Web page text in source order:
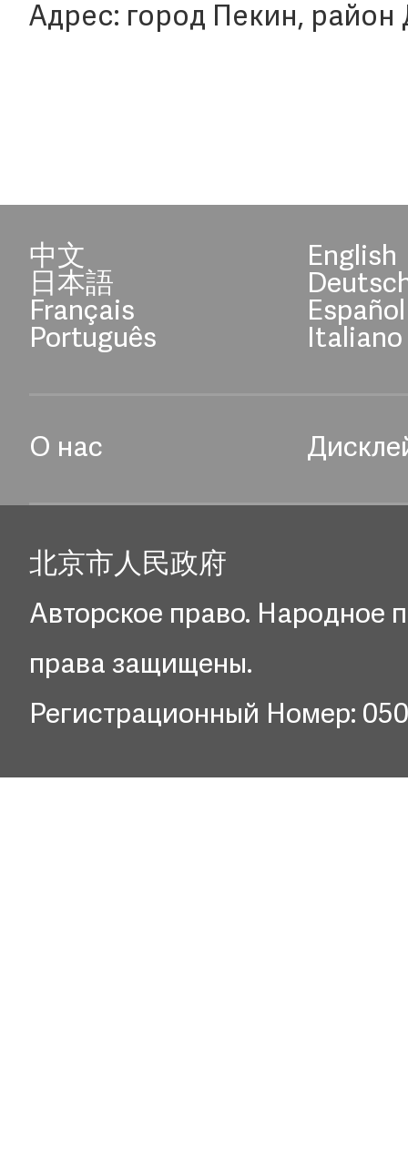
Адрес: город Пекин, район
中文 English
日本語
Français Español
Português Italiano
О нас
北京市人民政府
Авторское право. Народное
права защищены.
Регистрационный Номер: